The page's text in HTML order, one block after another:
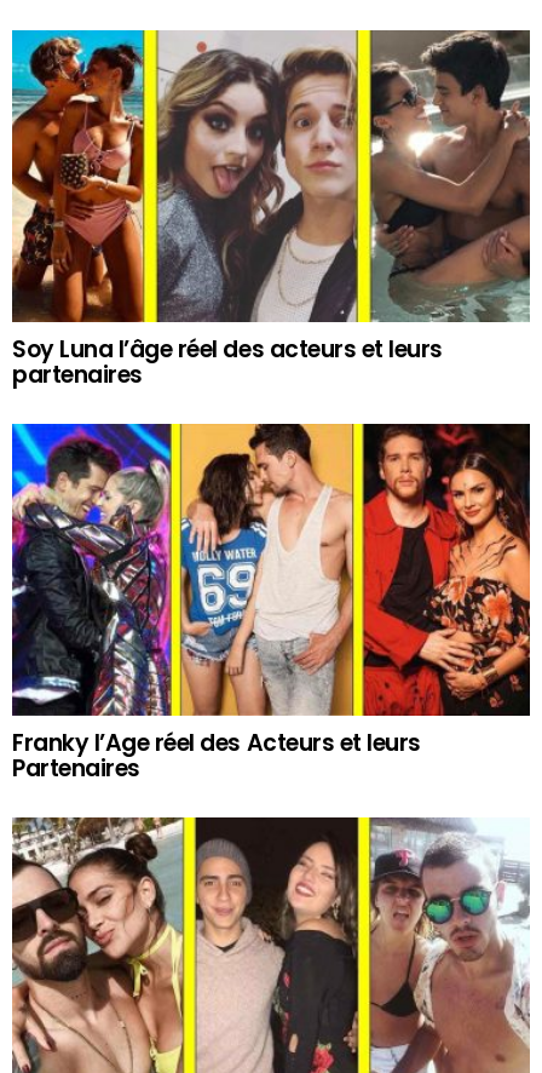
Soy Luna l’âge réel des acteurs et leurs
partenaires
Franky l’Age réel des Acteurs et leurs
Partenaires